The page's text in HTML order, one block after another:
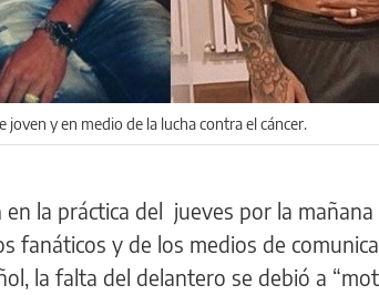
joven y en medio de la lucha contra el cáncer.
en la práctica del jueves por la
fanáticos y de los medios de
la falta del delantero se debió a